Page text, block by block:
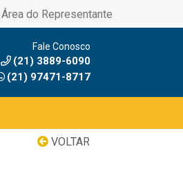
Área do Representante
Fale Conosco
(21) 3889-6090
(21) 97471-8717
VOLTAR